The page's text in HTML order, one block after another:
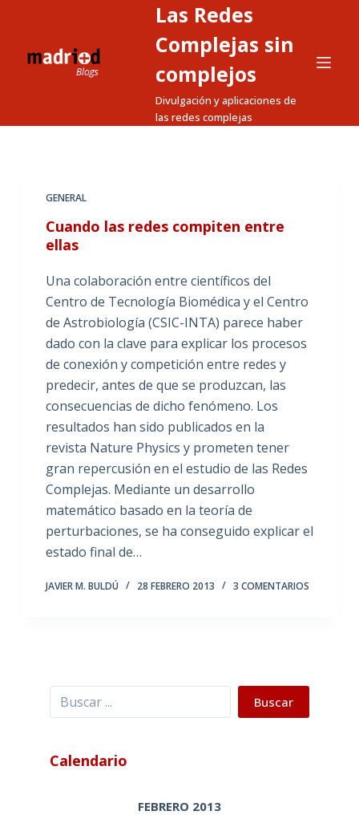
r
Las Redes
Complejas sin
complejos
Divulgación y aplicaciones de
las redes complejas
GENERAL
Cuando las redes compiten entre
ellas
Una colaboración entre científicos del
Centro de Tecnología Biomédica y el Centro
de Astrobiología (CSIC-INTA) parece haber
dado con la clave para explicar los procesos
de conexión y competición entre redes y
predecir, antes de que se produzcan, las
consecuencias de dicho fenómeno. Los
resultados han sido publicados en la
revista Nature Physics y prometen tener
gran repercusión en el estudio de las Redes
Complejas. Mediante un desarrollo
matemático basado en la teoría de
perturbaciones, se ha conseguido explicar el
estado final de…
JAVIER M. BULDÚ 28 FEBRERO 2013 3 COMENTARIOS
Buscar Buscar
Calendario
FEBRERO 2013